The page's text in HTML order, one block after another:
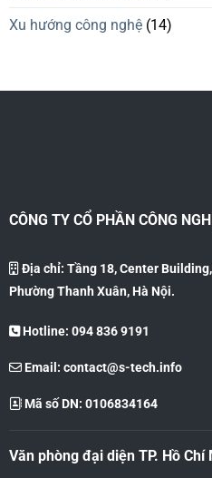
Xu hướng công nghệ (14)
CÔNG TY CỔ PHẦN CÔNG
Địa chỉ: Tầng 18, Center
Phường Thanh Xuân, Hà Nội.
Hotline: 094 836 9191
Email: contact@s-tech.info
Mã số DN: 0106834164
Văn phòng đại diện TP. Hồ Chí